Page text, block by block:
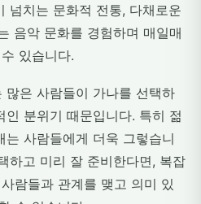
넘치는 문화적 전통, 다채로운
음악 문화를 경험하며 매일매
있습니다.
많은 사람들이 가나를 선택하
분위기 때문입니다. 특히 젊
는 사람들에게 더욱 그렇습니
하고 미리 잘 준비한다면, 복잡
람들과 관계를 맺고 의미 있